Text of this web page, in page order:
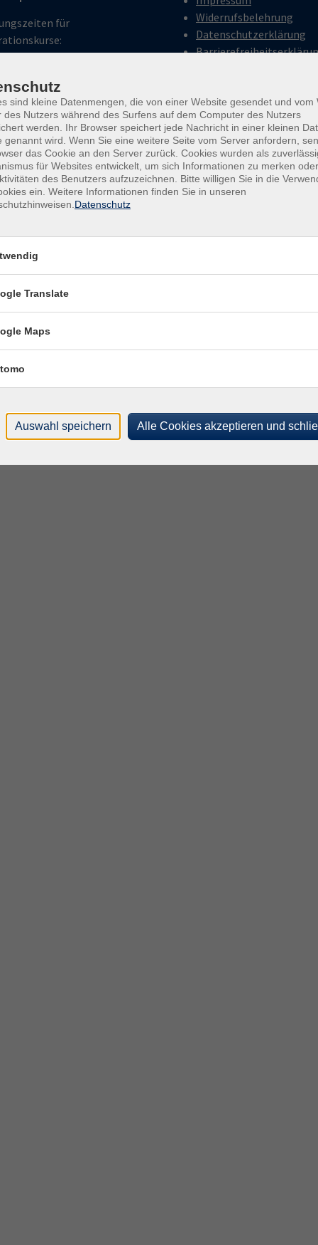
für
bis Mittwoch: 9:00 - 12:00
14:00 - 18:00 Uhr
für
9:00 - 12:00 Uhr
14:00 - 18:00 Uhr
Widerrufsbelehrung
Datenschutzerklärung
sind kleine Datenmengen, die von einer Website gesendet und vom
des Nutzers während des Surfens auf dem Computer des Nutzers
werden. Ihr Browser speichert jede Nachricht in einer kleinen
genannt wird. Wenn Sie eine weitere Seite vom Server anfordern,
das Cookie an den Server zurück. Cookies wurden als
für Websites entwickelt, um sich Informationen zu merken
des Benutzers aufzuzeichnen. Bitte willigen Sie in die
ein. Weitere Informationen finden Sie in unseren
Datenschutz
Translate
Maps
Auswahl speichern Alle Cookies akzeptieren und